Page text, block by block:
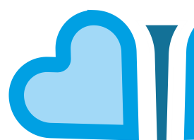
«БЕЛЫЙ ЦВЕТОК» В
АЛЬМЕТЬЕВСКЕ:
ТРАДИЦИИ